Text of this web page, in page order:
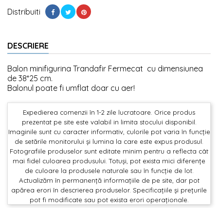
Distribuiti
DESCRIERE
Balon minifigurina Trandafir Fermecat cu dimensiunea
de 38*25 cm.
Balonul poate fi umflat doar cu aer!
Expedierea comenzii în 1-2 zile lucratoare. Orice produs
prezentat pe site este valabil in limita stocului disponibil.
Imaginile sunt cu caracter informativ, culorile pot varia în funcție
de setările monitorului și lumina la care este expus produsul.
Fotografiile produselor sunt editate minim pentru a reflecta cât
mai fidel culoarea produsului. Totuși, pot exista mici diferențe
de culoare la produsele naturale sau în funcție de lot.
Actualizăm în permanență informațiile de pe site, dar pot
apărea erori în descrierea produselor. Specificațiile și prețurile
pot fi modificate sau pot exista erori operaționale.